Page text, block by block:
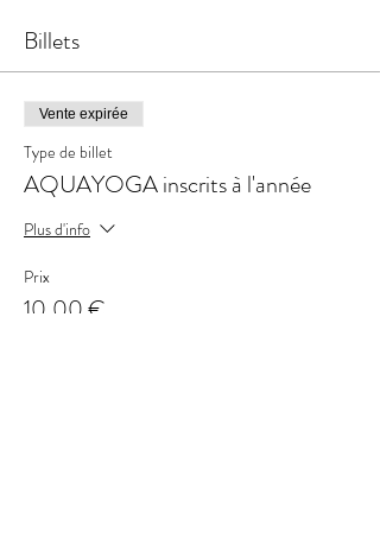
Billets
Vente expirée
Type de billet
AQUAYOGA inscrits à l'année
Plus d'info
Prix
10,00 €